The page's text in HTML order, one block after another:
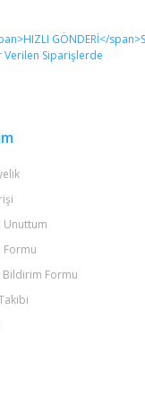
Unuttum
Formu
Bildirim Formu